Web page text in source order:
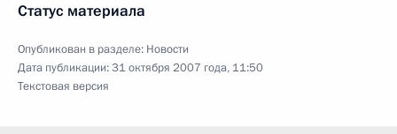
Статус материала
Опубликован в разделе: Новости
Дата публикации:31 октября 2007 года, 11:50
Текстовая версия